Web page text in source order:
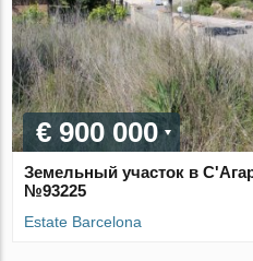
€ 900 000
Земельный участок в
№93225
Estate Barcelona